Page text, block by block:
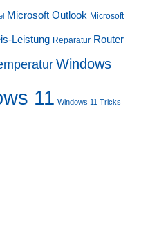
Microsoft Outlook Microsoft
Leistung Reparatur Router
Windows
11 Windows 11 Tricks